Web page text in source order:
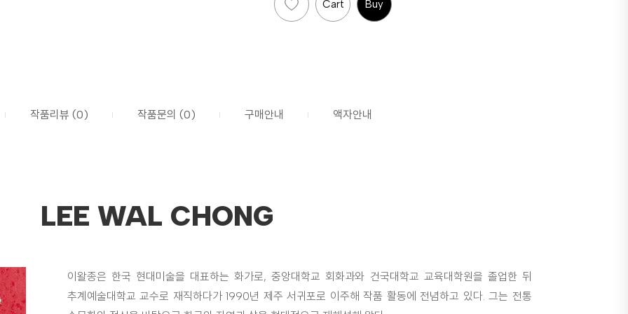
Cart Buy
작품리뷰 (0) 작품문의 (0) 구매안내 액자안내
LEE WAL CHONG
이왈종은 한국 현대미술을 대표하는 화가로, 중앙대학교 회화과와 건국대학교 교육대학원을 졸업한 뒤
추계예술대학교 교수로 재직하다가 1990년 제주 서귀포로 이주해 작품 활동에 전념하고 있다. 그는 전통